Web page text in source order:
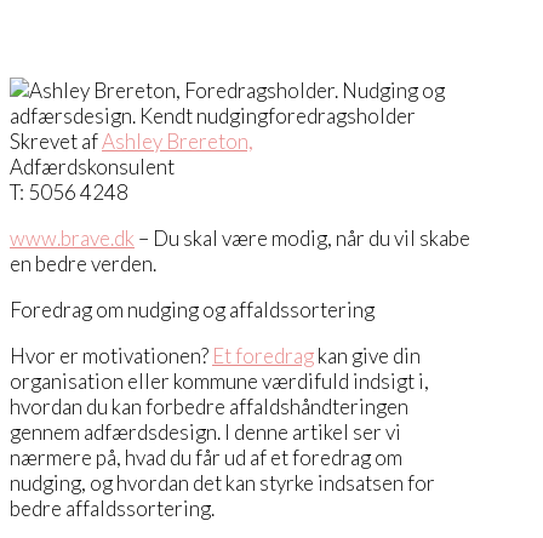
Skrevet afAshley Brereton,
Adfærdskonsulent
T: 5056 4248
www.brave.dk – Du skal være modig, når du vil skabe
en bedre verden.
Foredrag om nudging og affaldssortering
Hvor er motivationen? Et foredragkan give din
organisation eller kommune værdifuld indsigt i,
hvordan du kan forbedre affaldshåndteringen
gennem adfærdsdesign. I denne artikel ser vi
nærmere på, hvad du får ud af et foredrag om
nudging, og hvordan det kan styrke indsatsen for
bedre affaldssortering.